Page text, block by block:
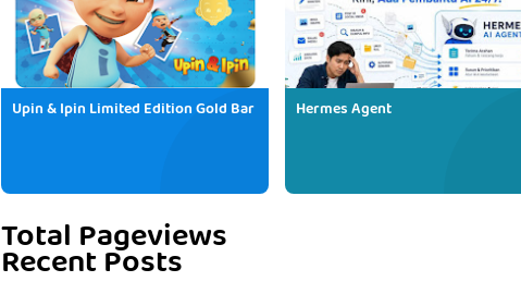
Upin & Ipin Limited Edition Gold Bar Hermes Agent
Total Pageviews
Recent Posts